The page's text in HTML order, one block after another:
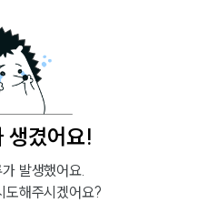
생겼어요!
발생했어요.
도해주시겠어요?